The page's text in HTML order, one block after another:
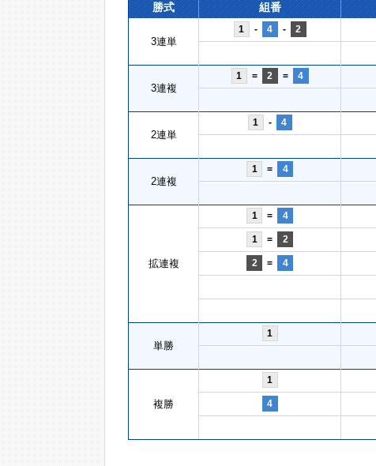
勝式 組番
3連単
1 - 4 - 2
3連複
1 = 2 = 4
2連単
1 - 4
2連複
1 = 4
拡連複
1 = 4
1 = 2
2 = 4
単勝
1
複勝
1
4